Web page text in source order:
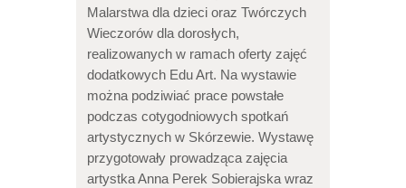
Malarstwa dla dzieci oraz Twórczych
Wieczorów dla dorosłych,
realizowanych w ramach oferty zajęć
dodatkowych Edu Art. Na wystawie
można podziwiać prace powstałe
podczas cotygodniowych spotkań
artystycznych w Skórzewie. Wystawę
przygotowały prowadząca zajęcia
artystka Anna Perek Sobierajska wraz